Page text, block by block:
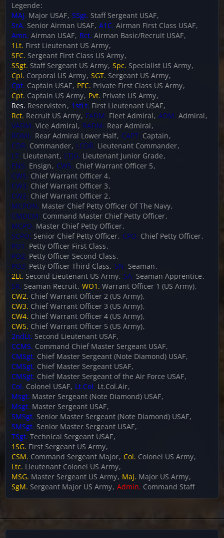
Legende
MAJ. Major USAF SSgt. Staff Sergeant USAF
SrA. Senior Airman USAF A1C. Airman First Class USAF
Amn. Airman USAF Rct. Airman Basic/Recruit USAF
1Lt. First Lieutenant US Army
SFC. Sergeant First Class US Army
SSgt. Staff Sergeant US Army Spc. Specialist US Army
Cpl. Corporal US Army SGT. Sergeant US Army
Cpt. Captain USAF PFC. Private First Class US Army
Cpt. Captain US Army Pvt. Private US Army
Res. Reservisten 1stLt. First Lieutenant USAF
Rct. Recruit US Army FADM. Fleet Admiral ADM. Admiral
VADM. Vice Admiral RADM. Rear Admiral
RDML. Rear Admiral Lower Half CAPT. Captain
CDR. Commander LCDR. Lieutenant Commander
LT. Lieutenant LTJG. Lieutenant Junior Grade
ENS. Ensign CW5. Chief Warrant Officer 5
CW5. Chief Warrant Officer 4
CW3. Chief Warrant Officer 3
CW2. Chief Warrant Officer 2
MCPON. Master Chief Petty Officer Of The Navy
CMDCM. Command Master Chief Petty Officer
MCPO. Master Chief Petty Officer
SCPO. Senior Chief Petty Officer CPO. Chief Petty Officer
PO1. Petty Officer First Class
PO2. Petty Officer Second Class
PO3. Petty Officer Third Class SN. Seaman
2Lt. Second Lieutenant US Army SA. Seaman Apprentice
SR. Seaman Recruit WO1. Warrant Officer 1 (US Army)
CW2. Chief Warrant Officer 2 (US Army)
CW3. Chief Warrant Officer 3 (US Army)
CW4. Chief Warrant Officer 4 (US Army)
CW5. Chief Warrant Officer 5 (US Army)
2ndLt. Second Lieutenant USAF
CCMS. Command Chief Master Sergeant USAF
CMSgt. Chief Master Sergeant (Note Diamond) USAF
CMSgt. Chief Master Sergeant USAF
CMSgt. Chief Master Sergeant of the Air Force USAF
Col. Colonel USAF Lt.Col. Lt.Col.Air
Msgt. Master Sergeant (Note Diamond) USAF
Msgt. Master Sergeant USAF
SMSgt. Senior Master Sergeant (Note Diamond) USAF
SMSgt. Senior Master Sergeant USAF
TSgt. Technical Sergeant USAF
1SG. First Sergeant US Army
CSM. Command Sergeant Major Col. Colonel US Army
Ltc. Lieutenant Colonel US Army
MSG. Master Sergeant US Army Maj. Major US Army
SgM. Sergeant Major US Army Admin. Command Staff